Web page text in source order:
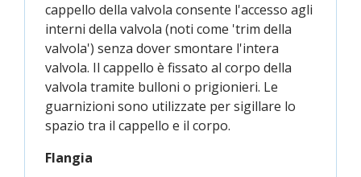
cappello della valvola consente l'accesso agli
interni della valvola (noti come 'trim della
valvola') senza dover smontare l'intera
valvola. Il cappello è fissato al corpo della
valvola tramite bulloni o prigionieri. Le
guarnizioni sono utilizzate per sigillare lo
spazio tra il cappello e il corpo.
Flangia